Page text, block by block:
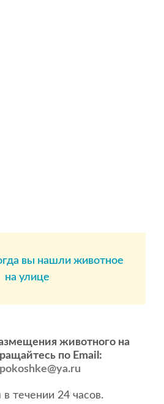
вы нашли животное
на улице
животного на
по Email:
течении 24 часов.